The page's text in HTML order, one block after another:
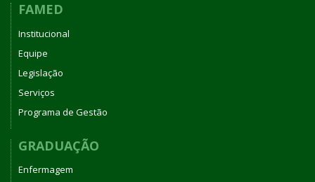
FAMED
Institucional
Equipe
Legislação
Serviços
Programa de Gestão
GRADUAÇÃO
Enfermagem